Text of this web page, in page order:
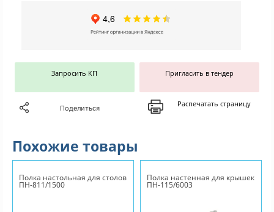
Запросить КП Пригласить в тендер
Поделиться Распечатать страницу
Похожие товары
Полка настольная для столов
ПН-811/1500
Полка настенная для крышек
ПН-115/6003